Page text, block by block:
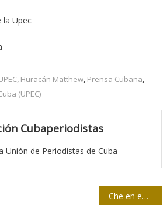
la Upec
, Huracán Matthew, Prensa Cubana,
(UPEC)
Cubaperiodistas
Unión de Periodistas de Cuba
Che en entrevista poco conocida: normalización con EE.UU. sobre la base de los principios y de una total igualdad, sería ideal